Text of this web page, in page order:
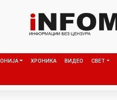
ХРОНИКА ВИДЕО СВЕТ